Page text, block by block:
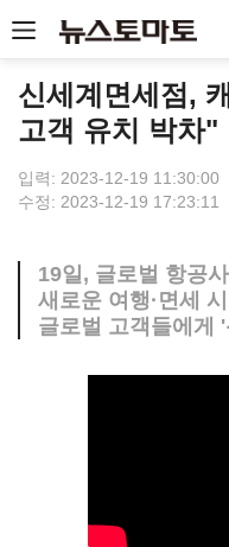
신세계면세점,
고객 유치 박차"
입력: 2023-12-19 11:30:00
수정: 2023-12-19 17:23:11
19일, 글로벌 항공
새로운 여행·면세
글로벌 고객들에게